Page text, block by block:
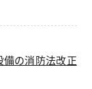
備の消防法改正